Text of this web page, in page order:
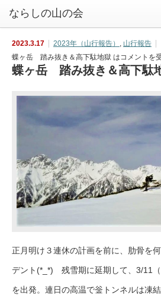
2023.3.17 2023年（山行報告） , 山行報告
蝶ヶ岳 踏み抜き＆高下駄地獄 はコメントを
蝶ヶ岳 踏み抜き＆高下駄
正月明け３連休の計画を前に、肋骨を
デント(*_*) 残雪期に延期して、3/11
を出発。連日の高温で釡トンネルは凍